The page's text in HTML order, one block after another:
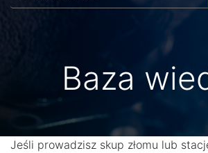
Baza
Jeśli prowadzisz skup złomu lub